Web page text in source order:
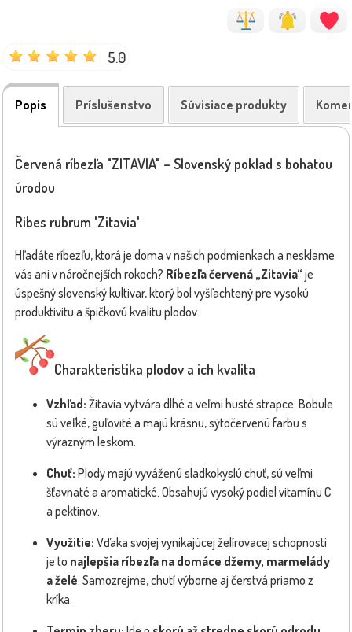
5.0
Popis Príslušenstvo Súvisiace produkty
Červená ríbezľa "ZITAVIA" – Slovenský poklad s bohatou
úrodou
Ribes rubrum 'Zitavia'
Hľadáte ríbezľu, ktorá je doma v našich podmienkach a nesklame
vás ani v náročnejších rokoch? Ríbezľa červená „Zitavia“ je
úspešný slovenský kultivar, ktorý bol vyšľachtený pre vysokú
produktivitu a špičkovú kvalitu plodov.
Charakteristika plodov a ich kvalita
Vzhľad: Žitavia vytvára dlhé a veľmi husté strapce. Bobule
sú veľké, guľovité a majú krásnu, sýtočervenú farbu s
výrazným leskom.
Chuť: Plody majú vyváženú sladkokyslú chuť, sú veľmi
šťavnaté a aromatické. Obsahujú vysoký podiel vitamínu C
a pektínov.
Využitie: Vďaka svojej vynikajúcej želírovacej schopnosti
je to najlepšia ríbezľa na domáce džemy, marmelády
a želé. Samozrejme, chutí výborne aj čerstvá priamo z
kríka.